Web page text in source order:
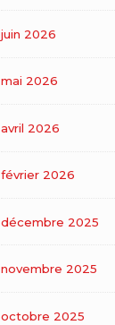
juin 2026
mai 2026
avril 2026
février 2026
décembre 2025
novembre 2025
octobre 2025